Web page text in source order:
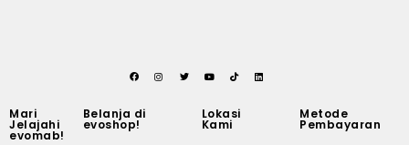
Mari
Jelajahi
evomab!
Belanja di
evoshop!
Lokasi
Kami
Metode
Pembayaran